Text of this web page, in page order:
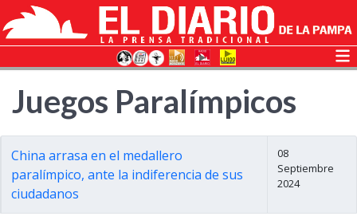
Juegos Paralímpicos
China arrasa en el medallero
paralímpico, ante la indiferencia de sus
ciudadanos
08
Septiembre
2024